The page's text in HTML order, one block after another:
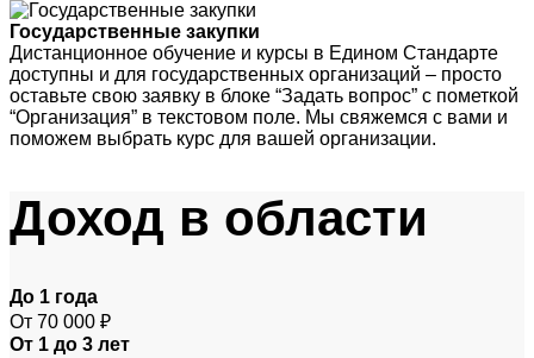
Государственные закупки
Дистанционное обучение и курсы в Едином Стандарте
доступны и для государственных организаций – просто
оставьте свою заявку в блоке “Задать вопрос” с пометкой
“Организация” в текстовом поле. Мы свяжемся с вами и
поможем выбрать курс для вашей организации.
Доход в области
До 1 года
От 70 000 ₽
От 1 до 3 лет